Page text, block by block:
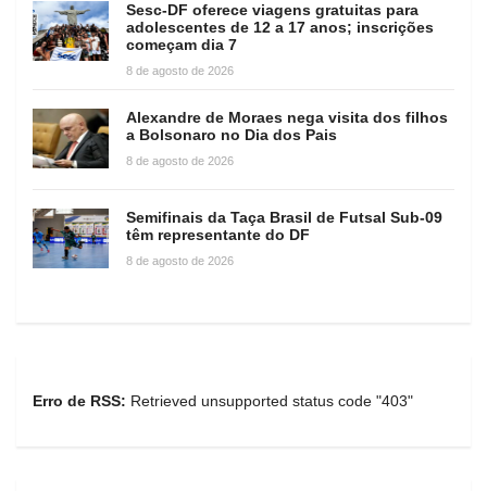
Sesc-DF oferece viagens gratuitas para
adolescentes de 12 a 17 anos; inscrições
começam dia 7
8 de agosto de 2026
Alexandre de Moraes nega visita dos filhos
a Bolsonaro no Dia dos Pais
8 de agosto de 2026
Semifinais da Taça Brasil de Futsal Sub-09
têm representante do DF
8 de agosto de 2026
Erro de RSS: Retrieved unsupported status code "403"